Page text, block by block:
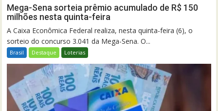
Mega-Sena sorteia prêmio acumulado de R$ 150
milhões nesta quinta-feira
A Caixa Econômica Federal realiza, nesta quinta-feira (6), o
sorteio do concurso 3.041 da Mega-Sena. O...
Brasil Destaque Loterias